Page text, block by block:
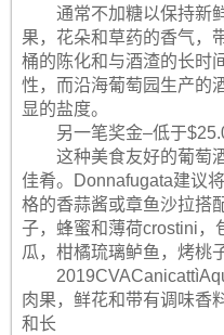
通常不加糖以保持新
果，花朵和草药的香气，
桶的陈化和与酒渣的长时
性，而沿海葡萄园生产的
显的盐度。
另一笔奖金–低于
这种美食友好的葡萄
佳肴。Donnafugata建议
格的香蒜酱或章鱼沙拉搭
子，蜂蜜和薄荷crostini，
瓜，柑橘琉璃鲈鱼，烤桃
肉果，鲜花和带有调味香
和长